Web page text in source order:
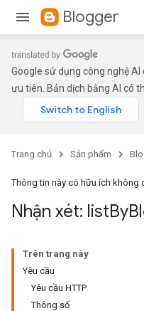
Blogger
Google sử dụng công nghệ
ưu tiên. Bản dịch bằng AI có
Trang chủ Sản phẩm
Thông tin này có hữu ích không
Nhận xét: listBy
Trên trang này
Yêu cầu
Yêu cầu HTTP
Thông số